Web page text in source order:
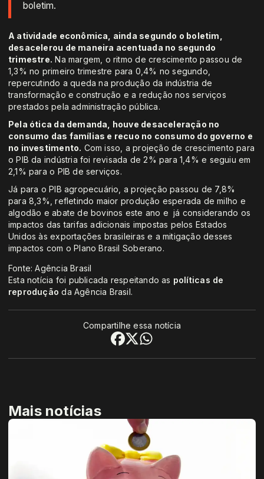
boletim.
A atividade econômica, ainda segundo o boletim,
desacelerou de maneira acentuada no segundo
trimestre. Na margem, o ritmo de crescimento passou de
1,3% no primeiro trimestre para 0,4% no segundo,
repercutindo a queda na produção da indústria de
transformação e construção e a redução nos serviços
prestados pela administração pública.
Pela ótica da demanda, houve desaceleração no
consumo das famílias e recuo no consumo do governo e
no investimento. Com isso, a projeção de crescimento para
o PIB da indústria foi revisada de 2% para 1,4% e seguiu em
2,1% para o PIB de serviços.
Já para o PIB agropecuário, a projeção passou de 7,8%
para 8,3%, refletindo maior produção esperada de milho e
algodão e abate de bovinos este ano e já considerando os
impactos das tarifas adicionais impostas pelos Estados
Unidos às exportações brasileiras e a mitigação desses
impactos com o Plano Brasil Soberano.
Fonte: Agência Brasil
Esta notícia foi publicada respeitando as políticas de
reprodução da Agência Brasil.
Compartilhe essa notícia
Mais notícias